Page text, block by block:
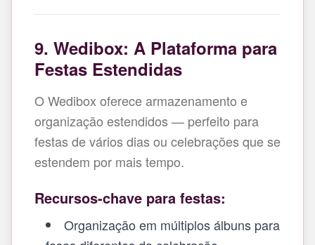
9. Wedibox: A Plataforma para
Festas Estendidas
O Wedibox oferece armazenamento e
organização estendidos — perfeito para
festas de vários dias ou celebrações que se
estendem por mais tempo.
Recursos-chave para festas:
Organização em múltiplos álbuns para